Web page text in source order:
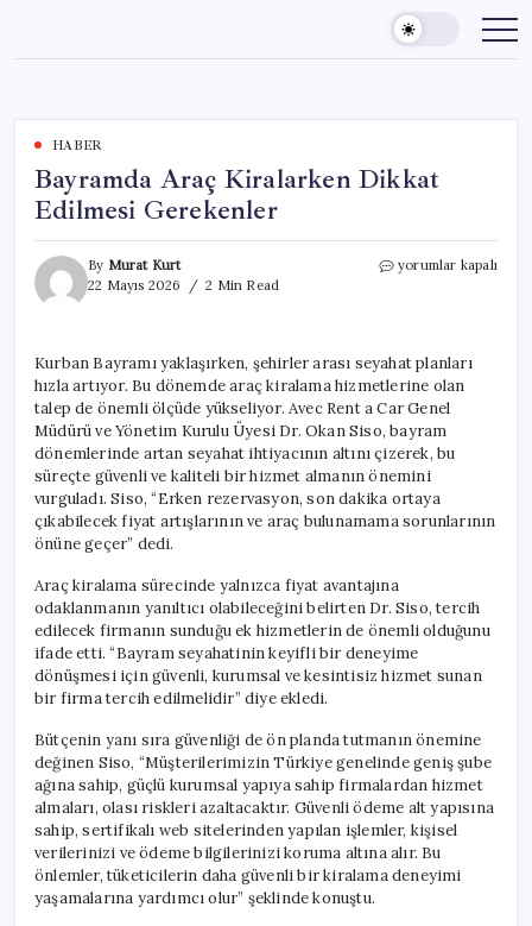
content
HABER
Bayramda Araç Kiralarken Dikkat
Edilmesi Gerekenler
By Murat Kurt
22 Mayıs 2026
2 Min Read
Bayramda
Gerekenler
için
yorumlar kapalı
Kurban Bayramı yaklaşırken, şehirler arası seyahat planları
hızla artıyor. Bu dönemde araç kiralama hizmetlerine olan
talep de önemli ölçüde yükseliyor. Avec Rent a Car Genel
Müdürü ve Yönetim Kurulu Üyesi Dr. Okan Siso, bayram
dönemlerinde artan seyahat ihtiyacının altını çizerek, bu
süreçte güvenli ve kaliteli bir hizmet almanın önemini
vurguladı. Siso, “Erken rezervasyon, son dakika ortaya
çıkabilecek fiyat artışlarının ve araç bulunamama sorunlarının
önüne geçer” dedi.
Araç kiralama sürecinde yalnızca fiyat avantajına
odaklanmanın yanıltıcı olabileceğini belirten Dr. Siso, tercih
edilecek firmanın sunduğu ek hizmetlerin de önemli olduğunu
ifade etti. “Bayram seyahatinin keyifli bir deneyime
dönüşmesi için güvenli, kurumsal ve kesintisiz hizmet sunan
bir firma tercih edilmelidir” diye ekledi.
Bütçenin yanı sıra güvenliği de ön planda tutmanın önemine
değinen Siso, “Müşterilerimizin Türkiye genelinde geniş şube
ağına sahip, güçlü kurumsal yapıya sahip firmalardan hizmet
almaları, olası riskleri azaltacaktır. Güvenli ödeme alt yapısına
sahip, sertifikalı web sitelerinden yapılan işlemler, kişisel
verilerinizi ve ödeme bilgilerinizi koruma altına alır. Bu
önlemler, tüketicilerin daha güvenli bir kiralama deneyimi
yaşamalarına yardımcı olur” şeklinde konuştu.